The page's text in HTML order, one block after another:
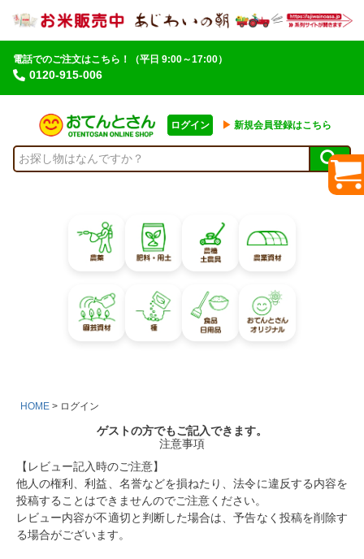
電話でのご注文はこちら！
0120-915-006
（平日 9:00～17:00）
ログイン ▶︎ 新規会員登録はこちら
HOME ログイン
ゲストの方でもご記入できます。
注意事項
【レビュー記入時のご注意】
他人の権利、利益、名誉などを損ねたり、法令に違反する内容を
投稿することはできませんのでご注意ください。
レビュー内容が不適切と判断した場合は、予告なく投稿を削除す
る場合がございます。